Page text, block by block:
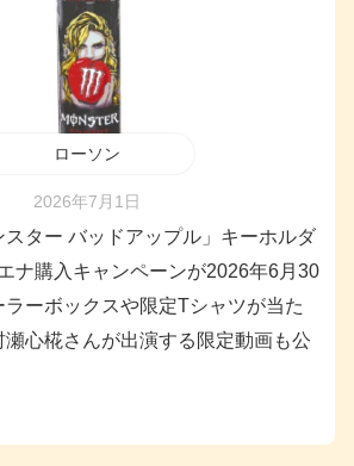
ローソン
2026年7月1日
スター バッドアップル」キーホルダ
ナ購入キャンペーンが2026年6月30
ラーボックスや限定Tシャツが当た
瀬心椛さんが出演する限定動画も公